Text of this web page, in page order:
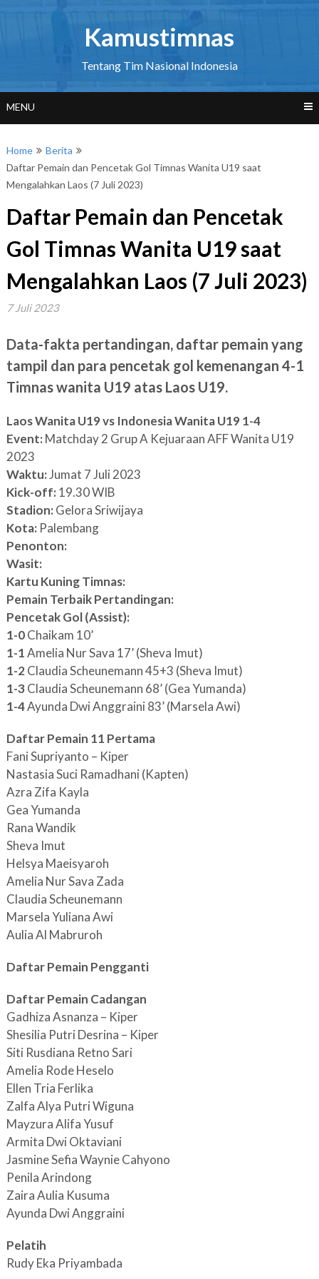
Kamustimnas
Tentang Tim Nasional Indonesia
MENU
Home
Berita
Daftar Pemain dan Pencetak Gol Timnas Wanita U19 saat
Mengalahkan Laos (7 Juli 2023)
Daftar Pemain dan Pencetak
Gol Timnas Wanita U19 saat
Mengalahkan Laos (7 Juli 2023)
7 Juli 2023
Data-fakta pertandingan, daftar pemain yang
tampil dan para pencetak gol kemenangan 4-1
Timnas wanita U19 atas Laos U19.
Laos Wanita U19 vs Indonesia Wanita U19 1-4
Event: Matchday 2 Grup A Kejuaraan AFF Wanita U19
2023
Waktu:Jumat 7 Juli 2023
Kick-off: 19.30 WIB
Stadion: Gelora Sriwijaya
Kota: Palembang
Penonton:
Wasit:
Kartu Kuning Timnas:
Pemain Terbaik Pertandingan:
Pencetak Gol (Assist):
1-0Chaikam 10’
1-1Amelia Nur Sava 17’ (Sheva Imut)
1-2Claudia Scheunemann 45+3 (Sheva Imut)
1-3 Claudia Scheunemann 68’ (Gea Yumanda)
1-4Ayunda Dwi Anggraini 83’ (Marsela Awi)
Daftar Pemain 11 Pertama
Fani Supriyanto – Kiper
Nastasia Suci Ramadhani (Kapten)
Azra Zifa Kayla
Gea Yumanda
Rana Wandik
Sheva Imut
Helsya Maeisyaroh
Amelia Nur Sava Zada
Claudia Scheunemann
Marsela Yuliana Awi
Aulia Al Mabruroh
Daftar Pemain Pengganti
Daftar Pemain Cadangan
Gadhiza Asnanza – Kiper
Shesilia Putri Desrina – Kiper
Siti Rusdiana Retno Sari
Amelia Rode Heselo
Ellen Tria Ferlika
Zalfa Alya Putri Wiguna
Mayzura Alifa Yusuf
Armita Dwi Oktaviani
Jasmine Sefia Waynie Cahyono
Penila Arindong
Zaira Aulia Kusuma
Ayunda Dwi Anggraini
Pelatih
Rudy Eka Priyambada